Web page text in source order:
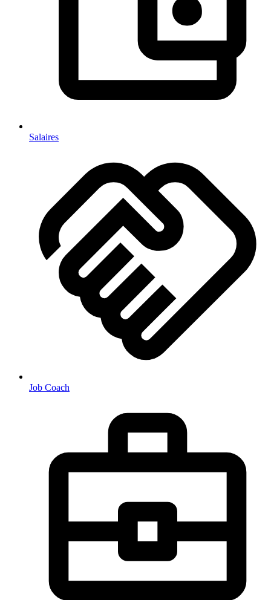
Salaires
Job Coach